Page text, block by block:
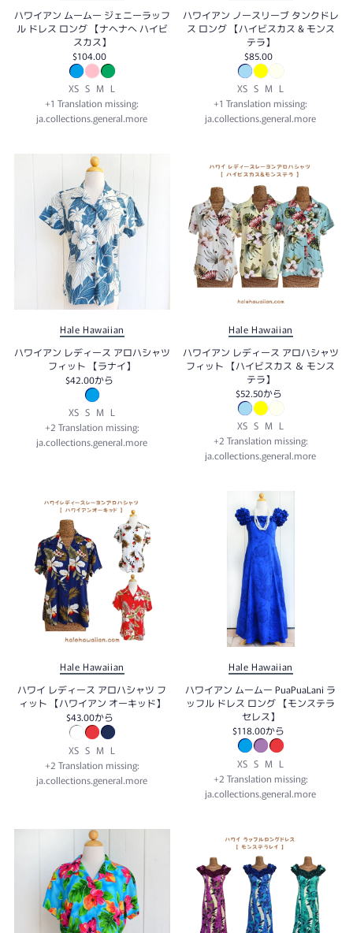
ハワイアン ムームー ジェニーラッフ
ル ドレス ロング 【ナヘナへ ハイビ
スカス】
$104.00
XS S M L
+1 Translation missing:
ja.collections.general.more
ハワイアン ノースリーブ タンクドレ
ス ロング 【ハイビスカス & モンス
テラ】
$85.00
XS S M L
+1 Translation missing:
ja.collections.general.more
Hale Hawaiian
ハワイアン レディース アロハシャツ
フィット 【ラナイ】
$42.00から
XS S M L
+2 Translation missing:
ja.collections.general.more
Hale Hawaiian
ハワイアン レディース アロハシャツ
フィット 【ハイビスカス ＆ モンス
テラ】
$52.50から
XS S M L
+2 Translation missing:
ja.collections.general.more
Hale Hawaiian
ハワイ レディース アロハシャツ フ
ィット 【ハワイアン オーキッド】
$43.00から
XS S M L
+2 Translation missing:
ja.collections.general.more
Hale Hawaiian
ハワイアン ムームー PuaPuaLani ラ
ッフル ドレス ロング 【モンステラ
セレス】
$118.00から
XS S M L
+2 Translation missing:
ja.collections.general.more